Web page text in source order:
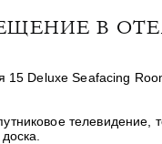
В ОТЕЛЕ
15 Deluxe Seafacing
доска.